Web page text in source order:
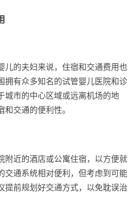
儿的夫妇来说，住宿和交通费用也
拥有众多知名的试管婴儿医院和诊
城市的中心区域或远离机场的地
交通的便利性。
附近的酒店或公寓住宿，以方便就
交通系统相对便利，但考虑到可能
提前规划好交通方式，以免耽误治